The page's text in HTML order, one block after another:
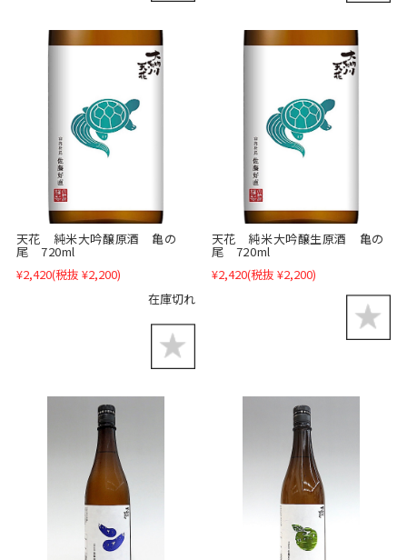
天花 純米大吟醸原酒 亀の
尾 720ml
¥2,420(税抜 ¥2,200)
在庫切れ
天花 純米大吟醸生原酒 亀の
尾 720ml
¥2,420(税抜 ¥2,200)